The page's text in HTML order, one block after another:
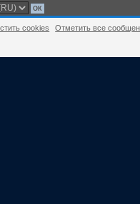
cookies Отметить все